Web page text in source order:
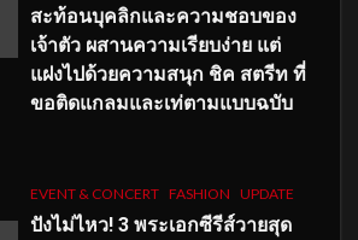
สะท้อนบุคลิกและความชอบของ
เจ้าตัว ผสานความเรียบง่าย แต่
แฝงไปด้วยความสนุก ชิค สตรีท ที่
ขอติดแกลมและเท่ตามแบบฉบับ
EVENT & CONCERT FASHION UPDATE
ปังไม่ไหว! 3 พระเอกซีรีส์วายสุด